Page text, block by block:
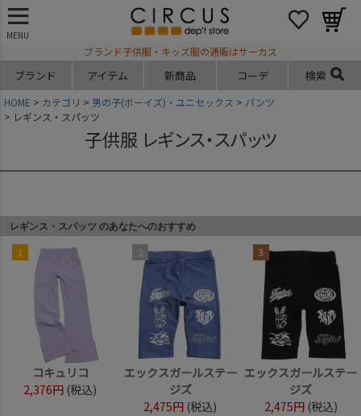
MENU
ブランド子供服・キッズ服の通販はサーカス
ブランド アイテム 新商品 コーデ 検索
HOME カテゴリ 男の子(ボーイズ)・ユニセックス
パンツ
レギンス・スパッツ
子供服 レギンス・スパッツ
レギンス・スパッツ のあなたへのおすすめ
1
コキュリコ
2,376円 (税込)
2
エックスガールステー
ジズ
2,475円 (税込)
3
エックスガールステー
ジズ
2,475円 (税込)